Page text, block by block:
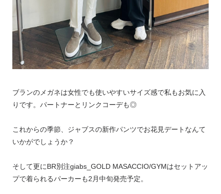
ブランのメガネは女性でも使いやすいサイズ感で私もお気に入
りです。パートナーとリンクコーデも◎
これからの季節、ジャブスの新作パンツでお花見デートなんて
いかがでしょうか？
そして更にBR別注giabs_GOLD MASACCIO/GYMはセットアッ
プで着られるパーカーも2月中旬発売予定。